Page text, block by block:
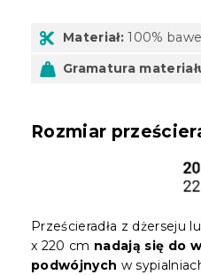
Materiał: 100%
Gramatura
Rozmiar
Prześcieradła z dżerseju
x 220 cm nadają się do
podwójnych w